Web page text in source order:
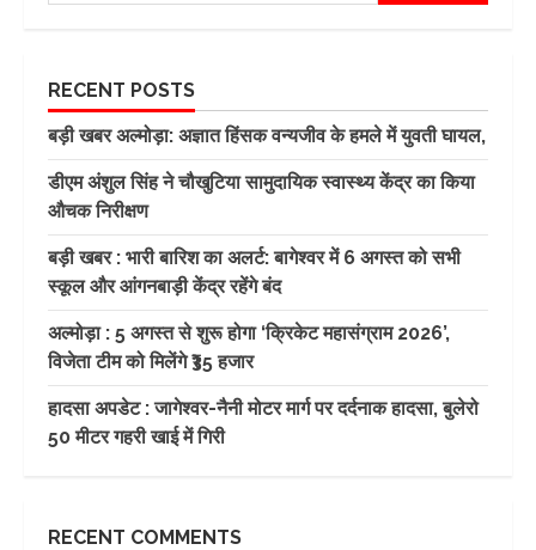
RECENT POSTS
बड़ी खबर अल्मोड़ा: अज्ञात हिंसक वन्यजीव के हमले में युवती घायल,
डीएम अंशुल सिंह ने चौखुटिया सामुदायिक स्वास्थ्य केंद्र का किया
औचक निरीक्षण
बड़ी खबर : भारी बारिश का अलर्ट: बागेश्वर में 6 अगस्त को सभी
स्कूल और आंगनबाड़ी केंद्र रहेंगे बंद
अल्मोड़ा : 5 अगस्त से शुरू होगा ‘क्रिकेट महासंग्राम 2026’,
विजेता टीम को मिलेंगे ₹35 हजार
हादसा अपडेट : जागेश्वर-नैनी मोटर मार्ग पर दर्दनाक हादसा, बुलेरो
50 मीटर गहरी खाई में गिरी
RECENT COMMENTS